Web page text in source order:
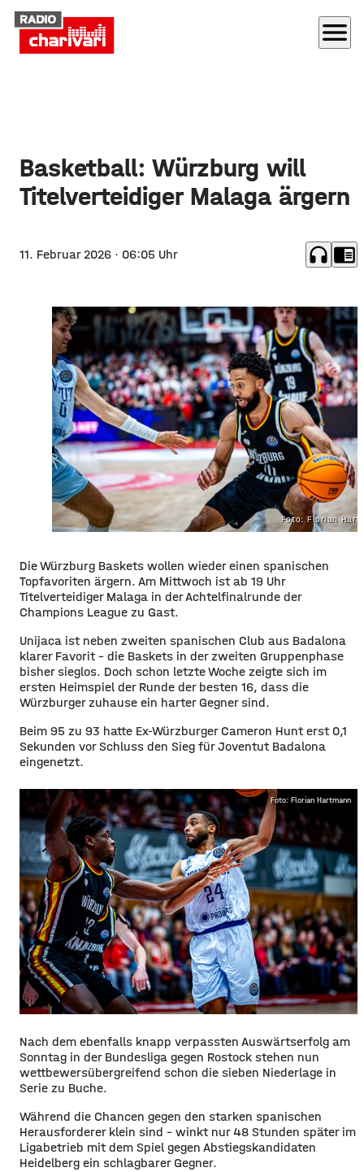
menu
Basketball: Würzburg will
Titelverteidiger Malaga ärgern
11. Februar 2026 · 06:05 Uhr headphones chrome_reader_mode
Foto: Florian
Die Würzburg Baskets wollen wieder einen spanischen
Topfavoriten ärgern. Am Mittwoch ist ab 19 Uhr
Titelverteidiger Malaga in der Achtelfinalrunde der
Champions League zu Gast.
Unijaca ist neben zweiten spanischen Club aus Badalona
klarer Favorit – die Baskets in der zweiten Gruppenphase
bisher sieglos. Doch schon letzte Woche zeigte sich im
ersten Heimspiel der Runde der besten 16, dass die
Würzburger zuhause ein harter Gegner sind.
Beim 95 zu 93 hatte Ex-Würzburger Cameron Hunt erst 0,1
Sekunden vor Schluss den Sieg für Joventut Badalona
eingenetzt.
Foto: Florian Hartmann
Nach dem ebenfalls knapp verpassten Auswärtserfolg am
Sonntag in der Bundesliga gegen Rostock stehen nun
wettbewersübergreifend schon die sieben Niederlage in
Serie zu Buche.
Während die Chancen gegen den starken spanischen
Herausforderer klein sind – winkt nur 48 Stunden später im
Ligabetrieb mit dem Spiel gegen Abstiegskandidaten
Heidelberg ein schlagbarer Gegner.